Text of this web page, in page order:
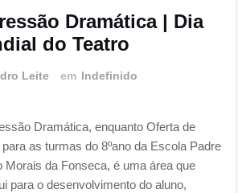
Dramática | Dia
do Teatro
Leite em Indefinido
Dramática, enquanto Oferta de
as turmas do 8ºano da Escola Padre
Morais da Fonseca, é uma área que
para o desenvolvimento do aluno,